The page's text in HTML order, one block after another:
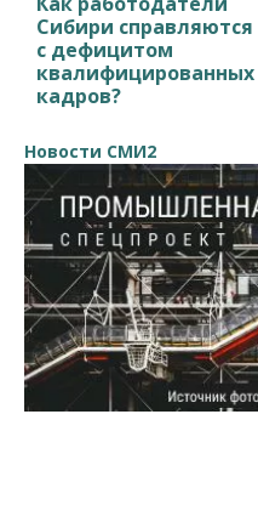
Сибири справляются
с дефицитом
квалифицированных
кадров?
Новости СМИ2